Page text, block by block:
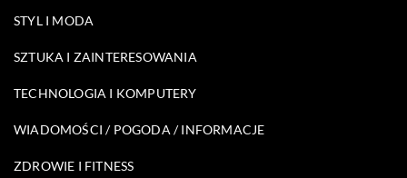
STYL I MODA
SZTUKA I ZAINTERESOWANIA
TECHNOLOGIA I KOMPUTERY
WIADOMOŚCI / POGODA / INFORMACJE
ZDROWIE I FITNESS